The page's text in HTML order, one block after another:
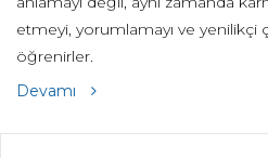
etmeyi, yorumlamayı ve
öğrenirler.
Devamı